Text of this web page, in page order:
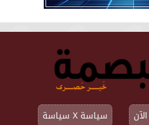
سياسة X سياسة